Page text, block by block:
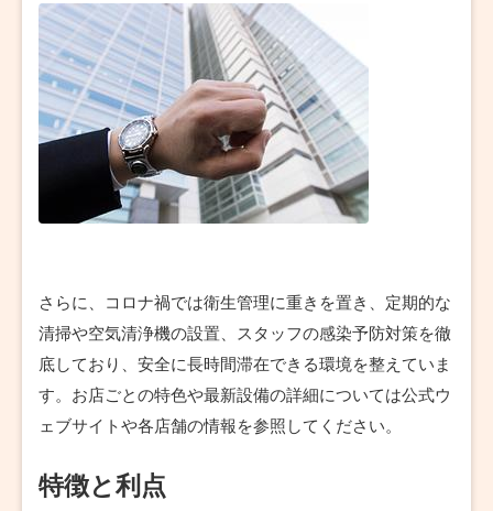
さらに、コロナ禍では衛生管理に重きを置き、定期的な
清掃や空気清浄機の設置、スタッフの感染予防対策を徹
底しており、安全に長時間滞在できる環境を整えていま
す。お店ごとの特色や最新設備の詳細については公式ウ
ェブサイトや各店舗の情報を参照してください。
特徴と利点